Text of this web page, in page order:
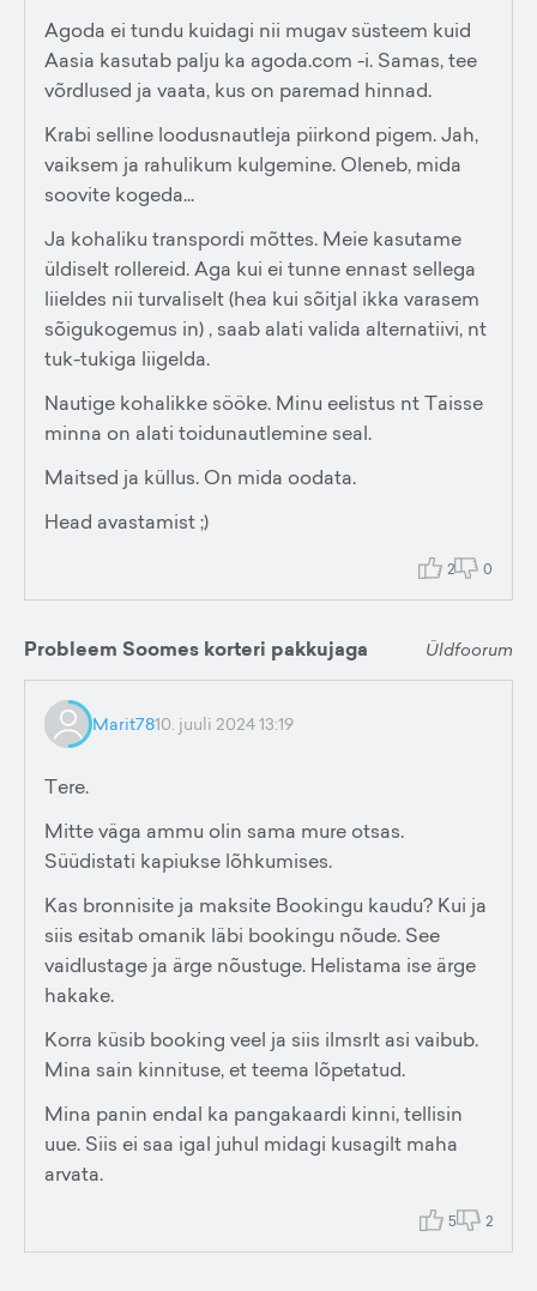
Agoda ei tundu kuidagi nii mugav süsteem kuid
Aasia kasutab palju ka agoda.com -i. Samas, tee
võrdlused ja vaata, kus on paremad hinnad.
Krabi selline loodusnautleja piirkond pigem. Jah,
vaiksem ja rahulikum kulgemine. Oleneb, mida
soovite kogeda...
Ja kohaliku transpordi mõttes. Meie kasutame
üldiselt rollereid. Aga kui ei tunne ennast sellega
liieldes nii turvaliselt (hea kui sõitjal ikka varasem
sõigukogemus in) , saab alati valida alternatiivi, nt
tuk-tukiga liigelda.
Nautige kohalikke sööke. Minu eelistus nt Taisse
minna on alati toidunautlemine seal.
Maitsed ja küllus. On mida oodata.
Head avastamist ;)
2 0
Probleem Soomes korteri pakkujaga Üldfoorum
Marit7810. juuli 2024 13:19
Tere.
Mitte väga ammu olin sama mure otsas.
Süüdistati kapiukse lõhkumises.
Kas bronnisite ja maksite Bookingu kaudu? Kui ja
siis esitab omanik läbi bookingu nõude. See
vaidlustage ja ärge nõustuge. Helistama ise ärge
hakake.
Korra küsib booking veel ja siis ilmsrlt asi vaibub.
Mina sain kinnituse, et teema lõpetatud.
Mina panin endal ka pangakaardi kinni, tellisin
uue. Siis ei saa igal juhul midagi kusagilt maha
arvata.
5 2